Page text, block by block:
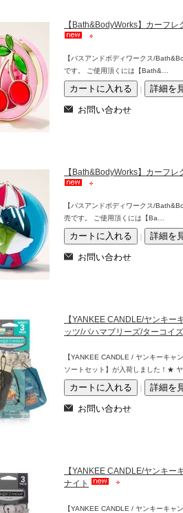
【Bath&BodyWorks】カーフ
【バスアンドボディワークス/
です。 ご使用頂くには【Bath&…
【Bath&BodyWorks】カーフ
【バスアンドボディワークス/
売です。 ご使用頂くには【Ba…
【YANKEE CANDLE/ヤンキ
ッツ/バハマブリーズ/ターコイ
【YANKEE CANDLE / ヤンキーキ
ソートセット】が入荷しました！★
【YANKEE CANDLE/ヤンキ
ナイト
【YANKEE CANDLE / ヤンキーキャ